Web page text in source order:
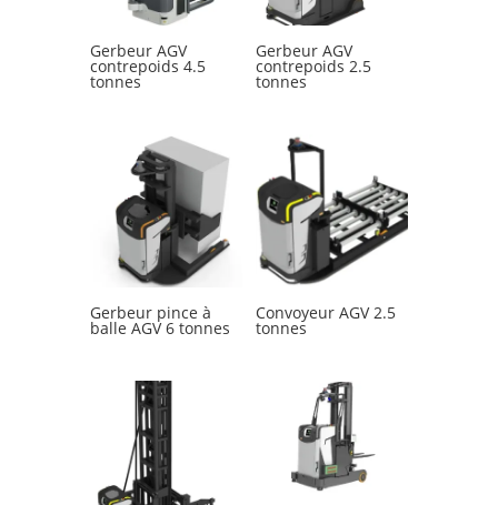
Gerbeur AGV
contrepoids 4.5
tonnes
Gerbeur AGV
contrepoids 2.5
tonnes
Gerbeur pince à
balle AGV 6 tonnes
Convoyeur AGV 2.5
tonnes